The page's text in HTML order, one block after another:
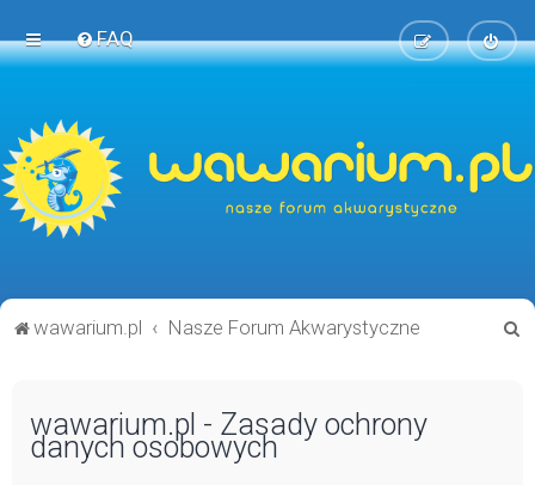
FAQ
wawarium.pl Nasze Forum Akwarystyczne
wawarium.pl - Zasady ochrony
danych osobowych